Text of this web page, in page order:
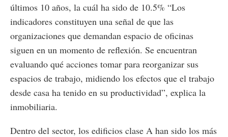
últimos 10 años, la cuál ha sido de 10.5% “Los
indicadores constituyen una señal de que las
organizaciones que demandan espacio de oficinas
siguen en un momento de reflexión. Se encuentran
evaluando qué acciones tomar para reorganizar sus
espacios de trabajo, midiendo los efectos que el trabajo
desde casa ha tenido en su productividad”, explica la
inmobiliaria.
Dentro del sector, los edificios clase A han sido los más